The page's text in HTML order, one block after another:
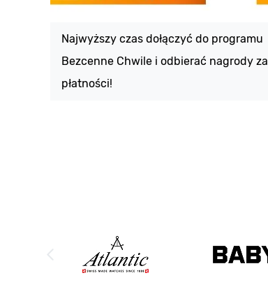
Najwyższy czas dołączyć do programu
Bezcenne Chwile i odbierać nagrody za
płatności!